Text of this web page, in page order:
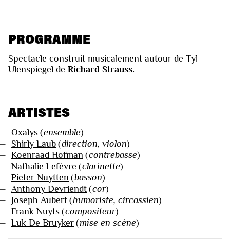
PROGRAMME
Spectacle construit musicalement autour de Tyl
Ulenspiegel de Richard Strauss.
ARTISTES
Oxalys (ensemble)
Shirly Laub (direction, violon)
Koenraad Hofman (contrebasse)
Nathalie Lefèvre (clarinette)
Pieter Nuytten (basson)
Anthony Devriendt (cor)
Joseph Aubert (humoriste, circassien)
Frank Nuyts (compositeur)
Luk De Bruyker (mise en scène)